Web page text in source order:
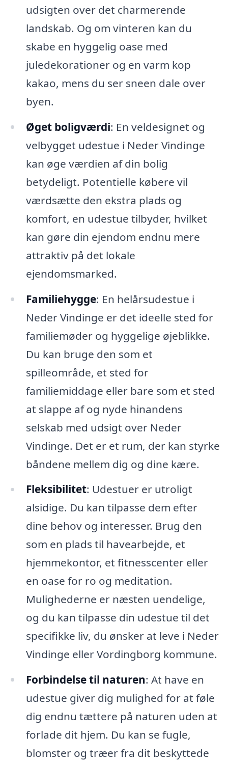
udsigten over det charmerende
landskab. Og om vinteren kan du
skabe en hyggelig oase med
juledekorationer og en varm kop
kakao, mens du ser sneen dale over
byen.
Øget boligværdi: En veldesignet og
velbygget udestue i Neder Vindinge
kan øge værdien af din bolig
betydeligt. Potentielle købere vil
værdsætte den ekstra plads og
komfort, en udestue tilbyder, hvilket
kan gøre din ejendom endnu mere
attraktiv på det lokale
ejendomsmarked.
Familiehygge: En helårsudestue i
Neder Vindinge er det ideelle sted for
familiemøder og hyggelige øjeblikke.
Du kan bruge den som et
spilleområde, et sted for
familiemiddage eller bare som et sted
at slappe af og nyde hinandens
selskab med udsigt over Neder
Vindinge. Det er et rum, der kan styrke
båndene mellem dig og dine kære.
Fleksibilitet: Udestuer er utroligt
alsidige. Du kan tilpasse dem efter
dine behov og interesser. Brug den
som en plads til havearbejde, et
hjemmekontor, et fitnesscenter eller
en oase for ro og meditation.
Mulighederne er næsten uendelige,
og du kan tilpasse din udestue til det
specifikke liv, du ønsker at leve i Neder
Vindinge eller Vordingborg kommune.
Forbindelse til naturen: At have en
udestue giver dig mulighed for at føle
dig endnu tættere på naturen uden at
forlade dit hjem. Du kan se fugle,
blomster og træer fra dit beskyttede